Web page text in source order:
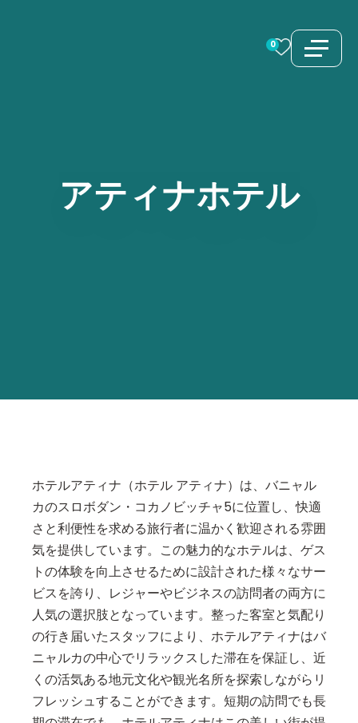
0
アティナホテル
ホテルアティナ（ホテル アティナ）は、バニャル
カのスロボダン・コカノビッチャ5に位置し、快適
さと利便性を求める旅行者に温かく歓迎される雰囲
気を提供しています。この魅力的なホテルは、ゲス
トの体験を向上させるために設計された様々なサー
ビスを誇り、レジャーやビジネスの訪問者の両方に
人気の選択肢となっています。整った客室と気配り
の行き届いたスタッフにより、ホテルアティナはバ
ニャルカの中心でリラックスした滞在を保証し、近
くの活気ある地元文化や観光名所を探索しながらリ
フレッシュすることができます。短期の訪問でも長